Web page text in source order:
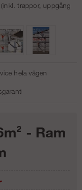
trappor, uppgång
hela vägen
- Ram